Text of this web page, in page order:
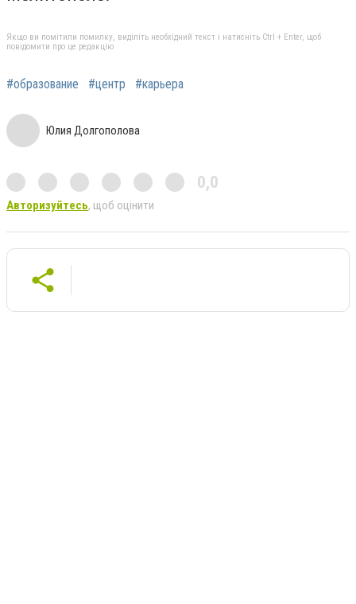
Якщо ви помітили помилку, виділіть необхідний текст і натисніть Ctrl + Enter, щоб
повідомити про це редакцію
#образование #центр #карьера
Юлия Долгополова
0,0
Авторизуйтесь, щоб оцінити